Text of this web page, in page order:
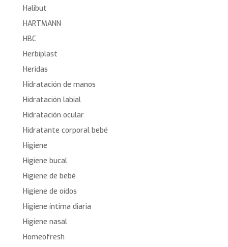
Halibut
HARTMANN
HBC
Herbiplast
Heridas
Hidratación de manos
Hidratación labial
Hidratación ocular
Hidratante corporal bebé
Higiene
Higiene bucal
Higiene de bebé
Higiene de oídos
Higiene íntima diaria
Higiene nasal
Homeofresh